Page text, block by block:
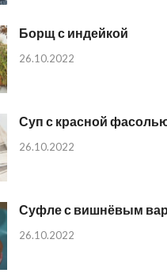
Борщ с индейкой
26.10.2022
Суп с красной
26.10.2022
Суфле с вишнёвым
26.10.2022